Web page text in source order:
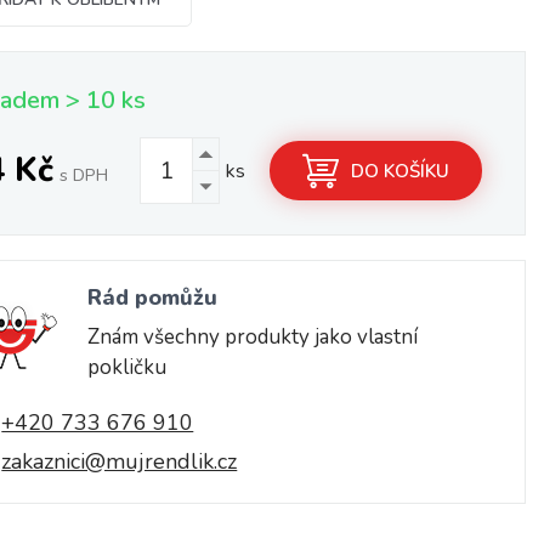
> 10 ks
Kč s DPH ks DO KOŠÍKU
Rád pomůžu
Znám všechny produkty jako vlastní
pokličku
+420 733 676 910
zakaznici@mujrendlik.cz